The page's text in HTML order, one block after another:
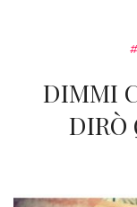
DIMMI
DIRÒ